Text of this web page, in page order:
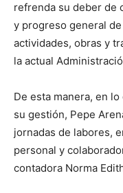
refrenda su deber de
y progreso general
actividades, obras y
la actual
De esta manera, en
su gestión, Pepe
jornadas de labores,
personal y
contadora Norma